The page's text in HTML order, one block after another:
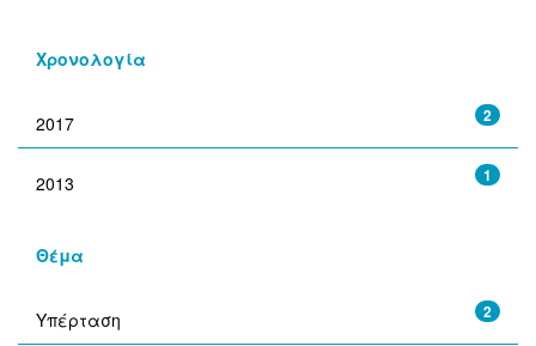
Χρονολογία
2
2017
1
2013
Θέμα
2
Υπέρταση